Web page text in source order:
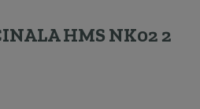
HMS NK02 2